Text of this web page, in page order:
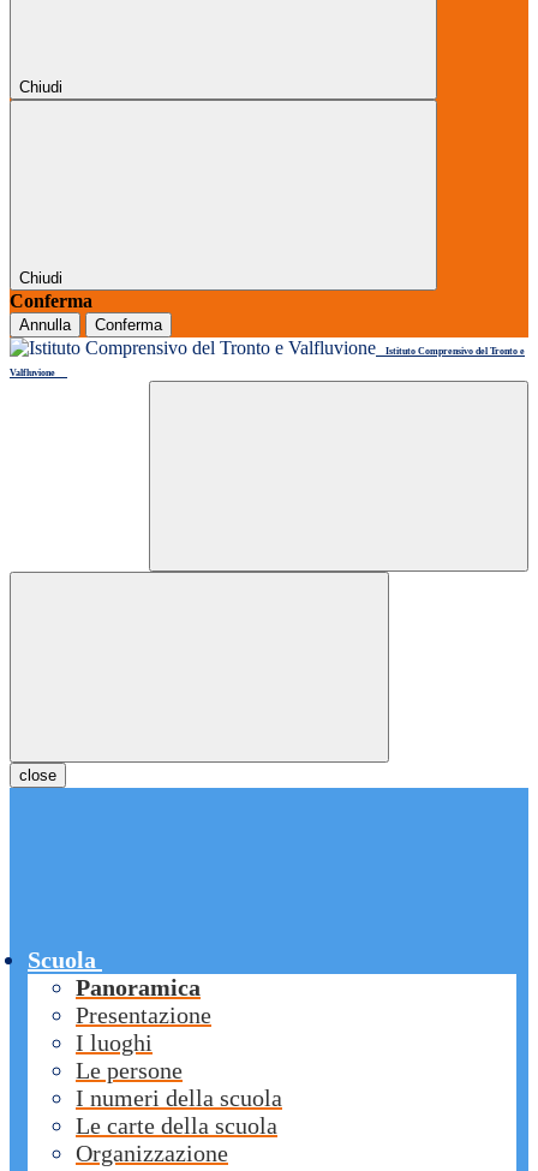
Chiudi
Chiudi
Conferma
Annulla Conferma
Istituto Comprensivo del Tronto e
Valfluvione
close
Scuola
Panoramica
Presentazione
I luoghi
Le persone
I numeri della scuola
Le carte della scuola
Organizzazione